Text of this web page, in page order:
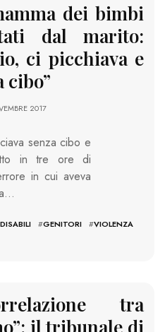
dei bimbi
dal marito:
ci picchiava e
cibo”
2017
senza cibo e
in tre ore di
in cui aveva
#GENITORI #VIOLENZA
tra
il tribunale di